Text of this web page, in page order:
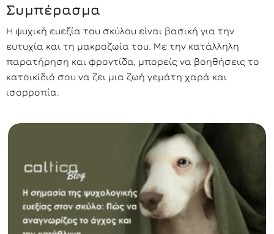
Συμπέρασμα
Η ψυχική ευεξία του σκύλου είναι βασική για την
ευτυχία και τη μακροζωία του. Με την κατάλληλη
παρατήρηση και φροντίδα, μπορείς να βοηθήσεις το
κατοικίδιό σου να ζει μια ζωή γεμάτη χαρά και
ισορροπία.